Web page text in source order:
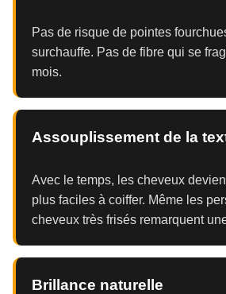
Pas de risque de pointes
surchauffe. Pas de fibre qui se
mois.
Assouplissement de la
Avec le temps, les cheveux
plus faciles à coiffer. Même les
cheveux très frisés remarquent
Brillance naturelle